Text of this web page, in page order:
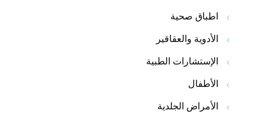
اطباق صحية
الأدوية والعقاقير
الإستشارات الطبية
الأطفال
الأمراض الجلدية